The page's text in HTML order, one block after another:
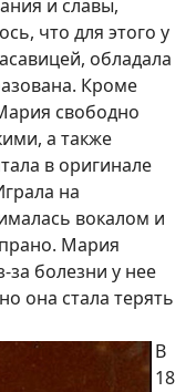
и славы,
что для этого у
обладала
Кроме
свободно
а также
в оригинале
на
вокалом и
Мария
за болезни у нее
она стала терять
В
18